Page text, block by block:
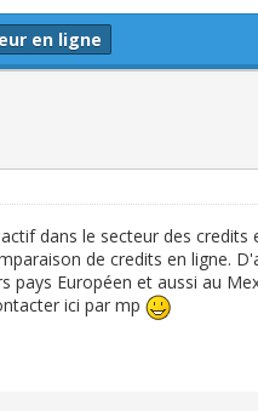
en ligne
dans le secteur des credits
de credits en ligne.
pays Européen et aussi au
ici par mp